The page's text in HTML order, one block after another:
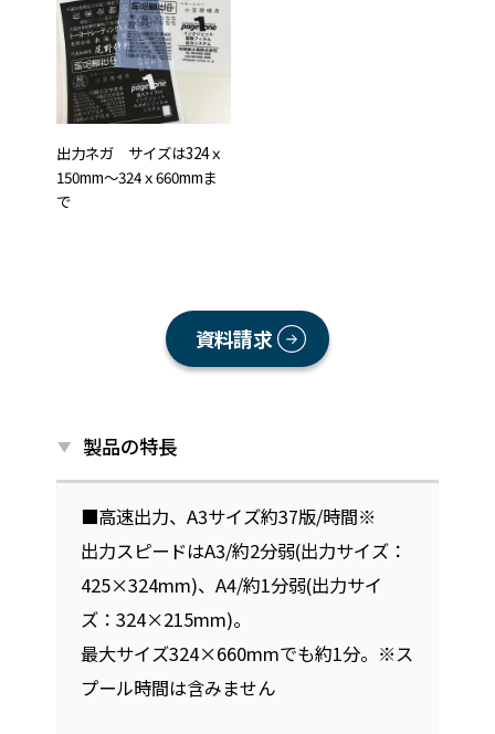
出力ネガ サイズは324ｘ
150mm～324ｘ660mmま
で
資料請求
製品の特長
■高速出力、A3サイズ約37版/時間※
出力スピードはA3/約2分弱(出力サイズ：
425×324mm)、A4/約1分弱(出力サイ
ズ：324×215mm)。
最大サイズ324×660mmでも約1分。※ス
プール時間は含みません